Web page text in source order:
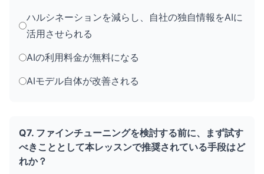
ハルシネーションを減らし、自社の独自情報をAIに
活用させられる
AIの利用料金が無料になる
AIモデル自体が改善される
Q7. ファインチューニングを検討する前に、まず試す
べきこととして本レッスンで推奨されている手段はど
れか？